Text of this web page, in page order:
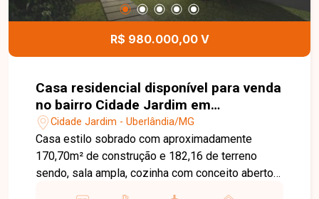
R$ 980.000,00 V
Casa residencial disponível para venda
no bairro Cidade Jardim em
Uberlândia-MG
Cidade Jardim - Uberlândia/MG
Casa estilo sobrado com aproximadamente
170,70m² de construção e 182,16 de terreno
sendo, sala ampla, cozinha com conceito aberto